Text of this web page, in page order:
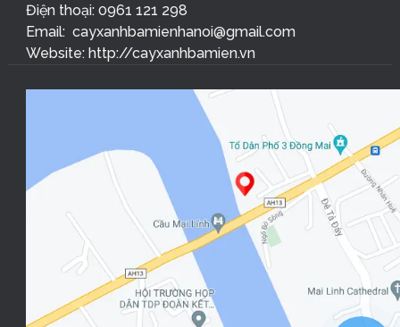
Điện thoại: 0961 121 298
Email: cayxanhbamienhanoi@gmail.com
Website: http://cayxanhbamien.vn